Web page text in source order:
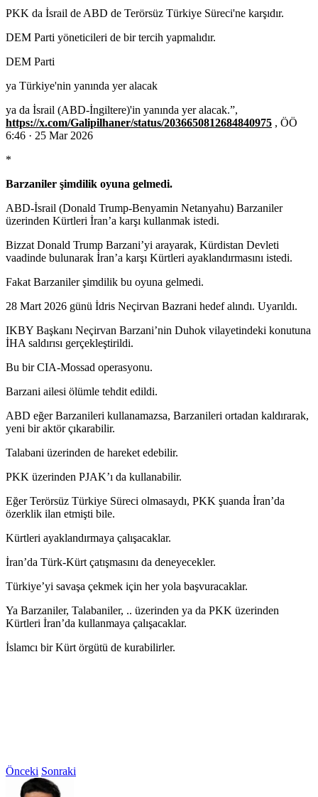
PKK da İsrail de ABD de Terörsüz Türkiye Süreci'ne karşıdır.
DEM Parti yöneticileri de bir tercih yapmalıdır.
DEM Parti
ya Türkiye'nin yanında yer alacak
ya da İsrail (ABD-İngiltere)'in yanında yer alacak.”,
https://x.com/Galipilhaner/status/2036650812684840975 , ÖÖ
6:46 · 25 Mar 2026
*
Barzaniler şimdilik oyuna gelmedi.
ABD-İsrail (Donald Trump-Benyamin Netanyahu) Barzaniler
üzerinden Kürtleri İran’a karşı kullanmak istedi.
Bizzat Donald Trump Barzani’yi arayarak, Kürdistan Devleti
vaadinde bulunarak İran’a karşı Kürtleri ayaklandırmasını istedi.
Fakat Barzaniler şimdilik bu oyuna gelmedi.
28 Mart 2026 günü İdris Neçirvan Bazrani hedef alındı. Uyarıldı.
IKBY Başkanı Neçirvan Barzani’nin Duhok vilayetindeki konutuna
İHA saldırısı gerçekleştirildi.
Bu bir CIA-Mossad operasyonu.
Barzani ailesi ölümle tehdit edildi.
ABD eğer Barzanileri kullanamazsa, Barzanileri ortadan kaldırarak,
yeni bir aktör çıkarabilir.
Talabani üzerinden de hareket edebilir.
PKK üzerinden PJAK’ı da kullanabilir.
Eğer Terörsüz Türkiye Süreci olmasaydı, PKK şuanda İran’da
özerklik ilan etmişti bile.
Kürtleri ayaklandırmaya çalışacaklar.
İran’da Türk-Kürt çatışmasını da deneyecekler.
Türkiye’yi savaşa çekmek için her yola başvuracaklar.
Ya Barzaniler, Talabaniler, .. üzerinden ya da PKK üzerinden
Kürtleri İran’da kullanmaya çalışacaklar.
İslamcı bir Kürt örgütü de kurabilirler.
Önceki Sonraki